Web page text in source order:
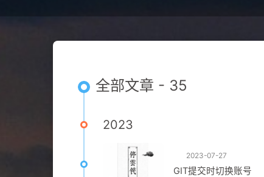
全部文章 - 35
2023
2023-07-27
GIT提交时切换账号